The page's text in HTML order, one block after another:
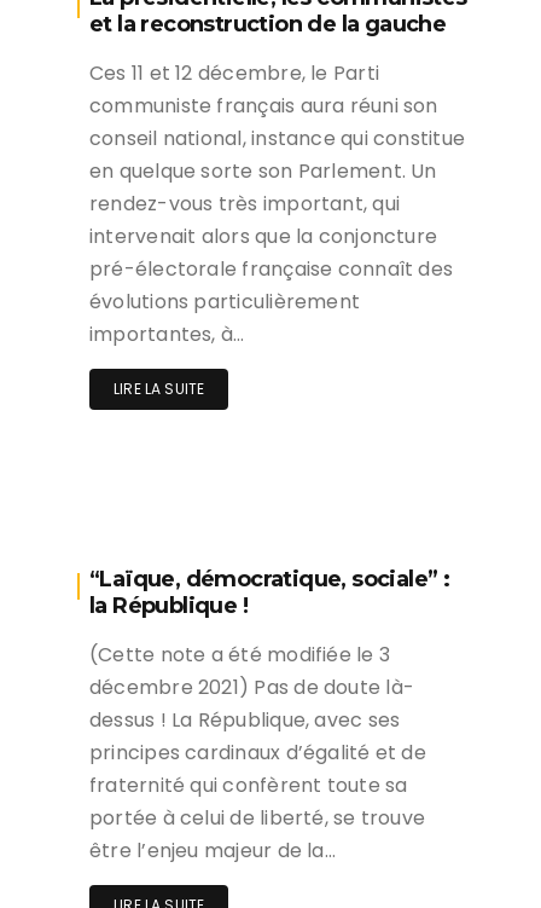
et la reconstruction de la gauche
Ces 11 et 12 décembre, le Parti
communiste français aura réuni son
conseil national, instance qui constitue
en quelque sorte son Parlement. Un
rendez-vous très important, qui
intervenait alors que la conjoncture
pré-électorale française connaît des
évolutions particulièrement
importantes, à…
LIRE LA SUITE
“Laïque, démocratique, sociale” :
la République !
(Cette note a été modifiée le 3
décembre 2021) Pas de doute là-
dessus ! La République, avec ses
principes cardinaux d’égalité et de
fraternité qui confèrent toute sa
portée à celui de liberté, se trouve
être l’enjeu majeur de la…